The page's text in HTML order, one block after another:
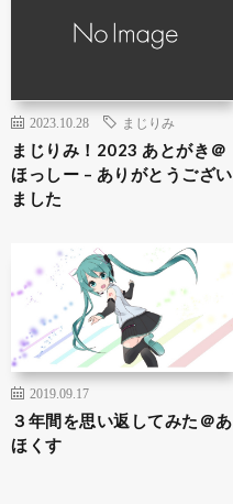
2023.10.28 まじりみ
まじりみ！2023 あとがき＠
ほっしー – ありがとうござい
ました
2019.09.17
３年間を思い返してみた＠あ
ほくす